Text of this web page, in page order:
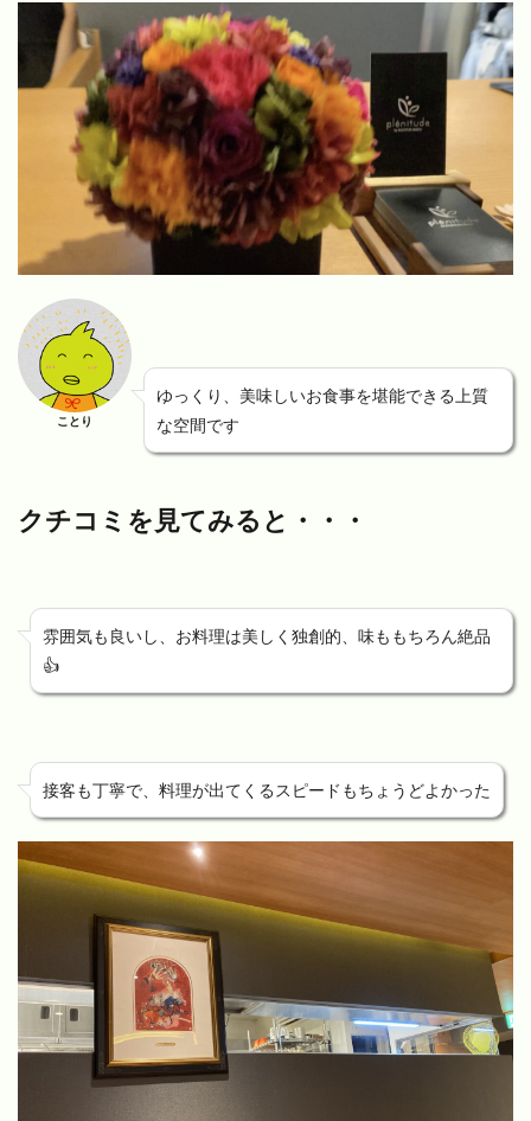
ことり
ゆっくり、美味しいお食事を堪能できる上質
な空間です
クチコミを見てみると・・・
雰囲気も良いし、お料理は美しく独創的、味ももちろん絶品
👍
接客も丁寧で、料理が出てくるスピードもちょうどよかった